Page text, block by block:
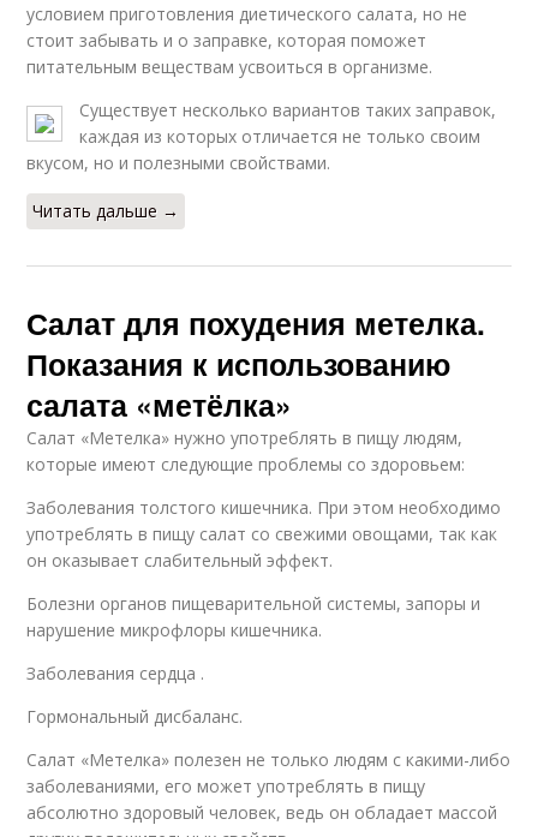
условием приготовления диетического салата, но не
стоит забывать и о заправке, которая поможет
питательным веществам усвоиться в организме.
Существует несколько вариантов таких заправок,
каждая из которых отличается не только своим
вкусом, но и полезными свойствами.
Читать дальше →
Салат для похудения метелка.
Показания к использованию
салата «метёлка»
Салат «Метелка» нужно употреблять в пищу людям,
которые имеют следующие проблемы со здоровьем:
Заболевания толстого кишечника. При этом необходимо
употреблять в пищу салат со свежими овощами, так как
он оказывает слабительный эффект.
Болезни органов пищеварительной системы, запоры и
нарушение микрофлоры кишечника.
Заболевания сердца .
Гормональный дисбаланс.
Салат «Метелка» полезен не только людям с какими-либо
заболеваниями, его может употреблять в пищу
абсолютно здоровый человек, ведь он обладает массой